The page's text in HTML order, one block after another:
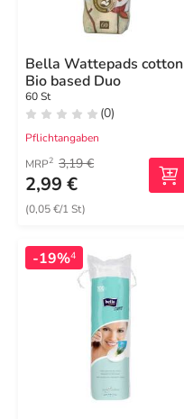
Bella Wattepads cotton
Bio based Duo
60 St
(0)
Pflichtangaben
MRP2 3,19 €
2,99 €
(0,05 €/1 St)
-19%4